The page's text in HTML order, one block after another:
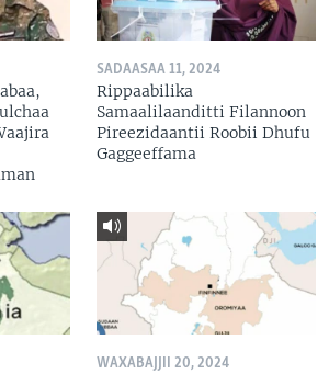
SADAASAA 11, 2024
Rippaabilika
Samaalilaanditti Filannoon
Pireezidaantii Roobii Dhufu
Gaggeeffama
WAXABAJJII 20, 2024